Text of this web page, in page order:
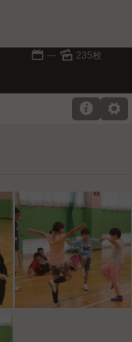
📅 --- 🌄 235枚
⚙
